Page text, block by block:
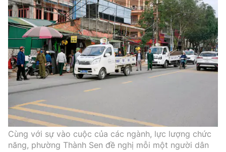
Cùng với sự vào cuộc của các ngành, lực lượng chức
năng, phường Thành Sen đề nghị mỗi một người dân